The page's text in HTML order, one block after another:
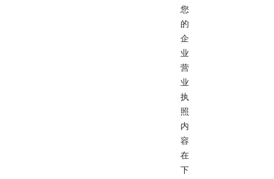
您
的
企
业
营
业
执
照
内
容
在
下